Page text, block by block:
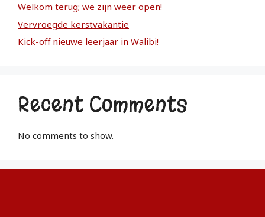
Welkom terug; we zijn weer open!
Vervroegde kerstvakantie
Kick-off nieuwe leerjaar in Walibi!
Recent Comments
No comments to show.